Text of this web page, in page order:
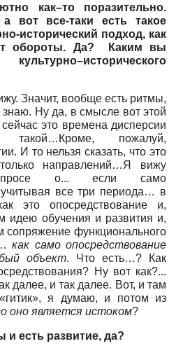
как–то поразительно.
вот все-таки есть такое
исторический подход, как
обороты. Да? Каким вы
Значит, вообще есть ритмы,
знаю. Ну да, в смысле вот этой
это времена дисперсии
пожалуй,
И то нельзя сказать, что это
направлений…Я вижу
о... если само
все три периода… в
это опосредствование и,
идею обучения и развития и,
сопряжение функционального
как само опосредствование
объект. Что есть…? Как
Ну вот как?...
далее, и так далее. Вот, и там
я думаю, и потом из
оно является истоком?
и есть развитие, да?